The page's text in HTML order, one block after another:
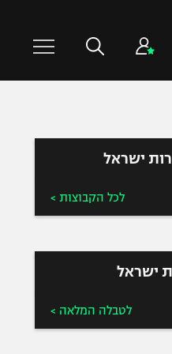
אולימפי
ישראל
לכל הקבוצות >
ישראל
לטבלה המלאה >